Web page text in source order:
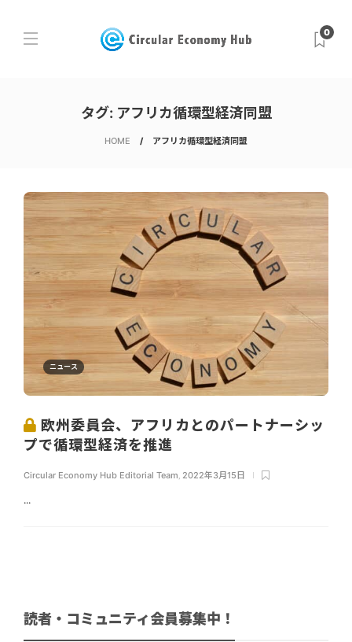
0
タグ: アフリカ循環型経済同盟
HOME アフリカ循環型経済同盟
ニュース
欧州委員会、アフリカとのパートナーシッ
プで循環型経済を推進
Circular Economy Hub Editorial Team 2022年3月15日
...
読者・コミュニティ会員募集中！